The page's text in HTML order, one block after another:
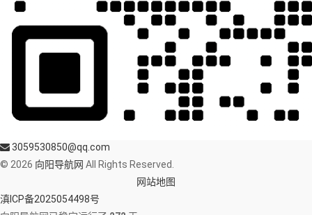
3059530850@qq.com
© 2026 向阳导航网 All Rights Reserved.
网站地图
滇ICP备2025054498号